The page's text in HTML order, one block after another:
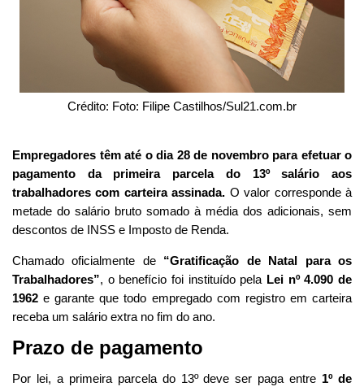
Crédito: Foto: Filipe Castilhos/Sul21.com.br
Empregadores têm até o dia 28 de novembro para efetuar o
pagamento da primeira parcela do 13º salário aos
trabalhadores com carteira assinada. O valor corresponde à
metade do salário bruto somado à média dos adicionais, sem
descontos de INSS e Imposto de Renda.
Chamado oficialmente de “Gratificação de Natal para os
Trabalhadores”, o benefício foi instituído pela Lei nº 4.090 de
1962 e garante que todo empregado com registro em carteira
receba um salário extra no fim do ano.
Prazo de pagamento
Por lei, a primeira parcela do 13º deve ser paga entre 1º de